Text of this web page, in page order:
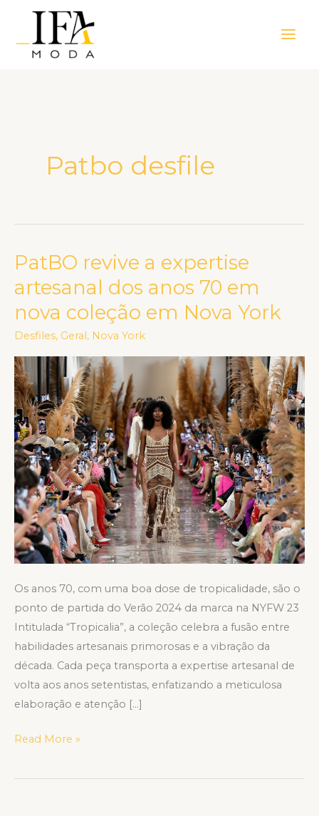
Menu
Patbo desfile
PatBO revive a expertise
artesanal dos anos 70 em
nova coleção em Nova York
Desfiles, Geral , Nova York
Os anos 70, com uma boa dose de tropicalidade, são o
ponto de partida do Verão 2024 da marca na NYFW 23
Intitulada “Tropicalia”, a coleção celebra a fusão entre
habilidades artesanais primorosas e a vibração da
década. Cada peça transporta a expertise artesanal de
volta aos anos setentistas, enfatizando a meticulosa
elaboração e atenção […]
PatBO
revive
a
expertise
artesanal
dos
anos
70
em
nova
coleção
em
Nova
York
Read More »